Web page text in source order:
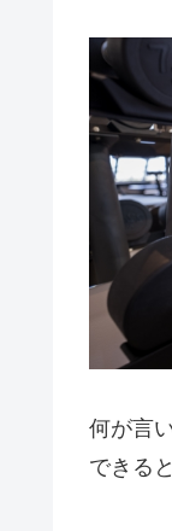
何が言
できる